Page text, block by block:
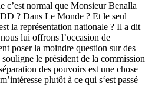
c’est normal que Monsieur Benalla
? Dans Le Monde ? Et le seul
la représentation nationale ? Il a dit
lui offrons l’occasion de
poser la moindre question sur des
le président de la commission
des pouvoirs est une chose
plutôt à ce qui s‘est passé